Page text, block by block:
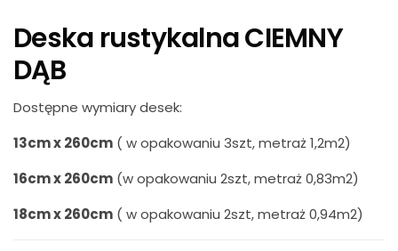
Deska rustykalna CIEMNY
DĄB
Dostępne wymiary desek:
13cm x 260cm ( w opakowaniu 3szt, metraż 1,2m2)
16cm x 260cm (w opakowaniu 2szt, metraż 0,83m2)
18cm x 260cm ( w opakowaniu 2szt, metraż 0,94m2)